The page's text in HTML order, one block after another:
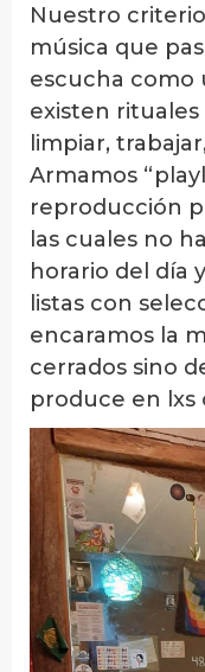
Nuestro
música que
escucha como
existen rituales
limpiar,
Armamos
reproducción
las cuales no
horario del día
listas con
encaramos la
cerrados sino
produce en lxs